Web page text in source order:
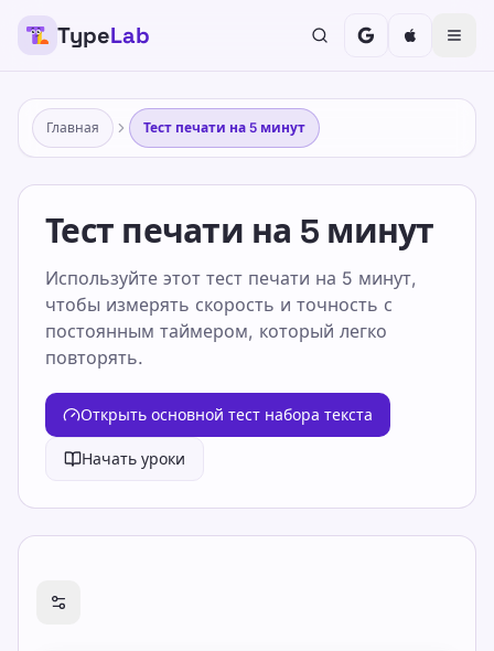
TypeLab
Главная Тест печати на 5 минут
Тест печати на 5 минут
Используйте этот тест печати на 5 минут,
чтобы измерять скорость и точность с
постоянным таймером, который легко
повторять.
Открыть основной тест набора текста
Начать уроки
Ready to test your typing skills?